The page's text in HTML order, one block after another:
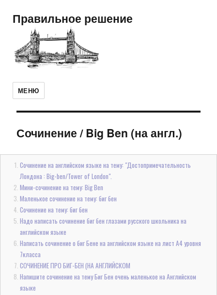
Правильное решение
МЕНЮ
Сочинение/Big Ben (на англ.)
Сочинение на английском языке на тему: "Достопримечательность
Лондона : Big-ben/Tower of London".
Мини-сочинение на тему: Big Ben
Маленькое сочинение на тему: биг бен
Сочинение на тему: биг бен
Надо написать сочинение биг бен глазами русского школьника на
английском языке
Написать сочинение о биг Бене на английском языке на лист A4 уровня
7класса
СОЧИНЕНИЕ ПРО БИГ-БЕН (НА АНГЛИЙСКОМ
Напишите сочинение на тему Биг Бен очень маленькое на Английском
языке